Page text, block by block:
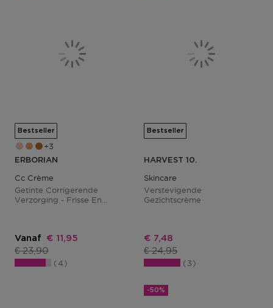
3
Bestseller
ERBORIAN
Cc Crème
Getinte Corrigerende
Verzorging - Frisse En
Vanaf Kortingsprijs
€ 11,95
Productprijs
€ 23,90
4
Bestseller
HARVEST 10.
Skincare
Verstevigende
Gezichtscrème
Kortingsprijs
€ 7,48
Productprijs
€ 24,95
3
-50%